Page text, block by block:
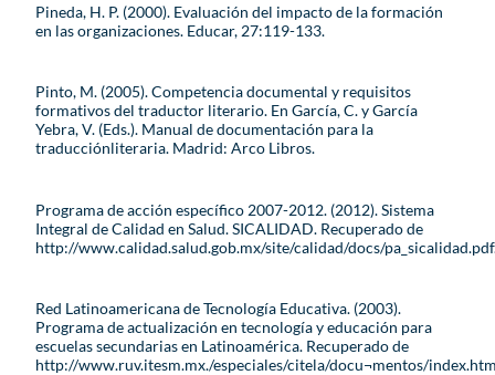
Pineda, H. P. (2000). Evaluación del impacto de la formación
en las organizaciones. Educar, 27:119-133.
Pinto, M. (2005). Competencia documental y requisitos
formativos del traductor literario. En García, C. y García
Yebra, V. (Eds.). Manual de documentación para la
traducciónliteraria. Madrid: Arco Libros.
Programa de acción específico 2007-2012. (2012). Sistema
Integral de Calidad en Salud. SICALIDAD. Recuperado de
http://www.calidad.salud.gob.mx/site/calidad/docs/
Red Latinoamericana de Tecnología Educativa. (2003).
Programa de actualización en tecnología y educación para
escuelas secundarias en Latinoamérica. Recuperado de
http://www.ruv.itesm.mx./especiales/citela/docu¬mentos/